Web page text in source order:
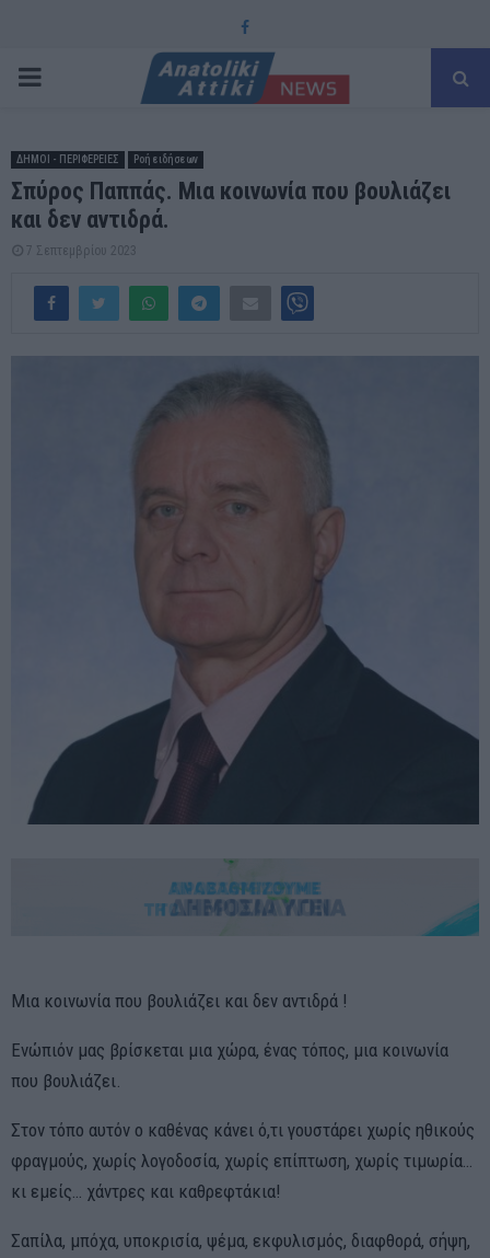
Facebook
PRIMARY
ΔΗΜΟΙ - ΠΕΡΙΦΕΡΕΙΕΣ Ροή ειδήσεων
Σπύρος Παππάς. Μια κοινωνία που βουλιάζει
και δεν αντιδρά.
7 Σεπτεμβρίου 2023
Μια κοινωνία που βουλιάζει και δεν αντιδρά !
Ενώπιόν μας βρίσκεται μια χώρα, ένας τόπος, μια κοινωνία
που βουλιάζει.
Στον τόπο αυτόν ο καθένας κάνει ό,τι γουστάρει χωρίς ηθικούς
φραγμούς, χωρίς λογοδοσία, χωρίς επίπτωση, χωρίς τιμωρία…
κι εμείς… χάντρες και καθρεφτάκια!
Σαπίλα, μπόχα, υποκρισία, ψέμα, εκφυλισμός, διαφθορά, σήψη,